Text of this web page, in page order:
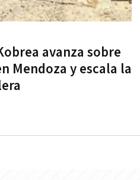
avanza sobre
Mendoza y escala la